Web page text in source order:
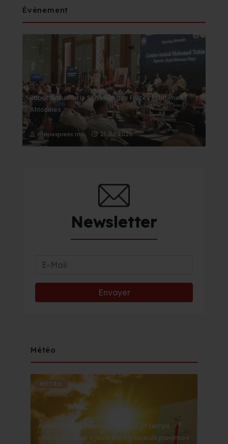
Événement
Rabat accueille le Sommet des Forces Maritimes
Africaines
mapexpress.ma 21 Jul 2026
Newsletter
Météo
METÉO
Alerte Météo : Vague de chaleur et temps
chaud de mardi à jeudi dans plusieurs provinces